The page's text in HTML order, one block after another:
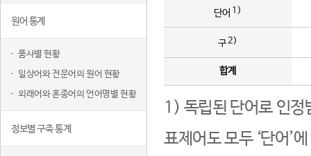
원어 통계
품사별 현황
일상어와 전문어의 원어 현황
외래어와 혼종어의 언어명별 현황
정보별 구축 통계
단어 1)
구2)
합계
1) 독립된 단어로 인정
표제어도 모두 ‘단어’